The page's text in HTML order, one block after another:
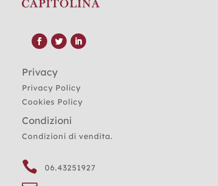
Privacy
Privacy Policy
Cookies Policy
Condizioni
Condizioni di vendita.
 06.43251927